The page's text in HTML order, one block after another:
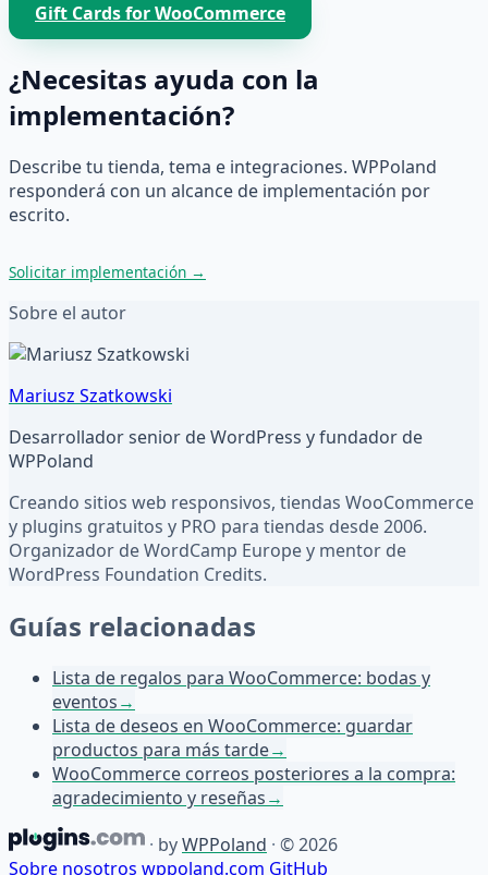
Gift Cards for WooCommerce
¿Necesitas ayuda con la
implementación?
Describe tu tienda, tema e integraciones. WPPoland
responderá con un alcance de implementación por
escrito.
Solicitar implementación →
Sobre el autor
Mariusz Szatkowski
Desarrollador senior de WordPress y fundador de
WPPoland
Creando sitios web responsivos, tiendas WooCommerce
y plugins gratuitos y PRO para tiendas desde 2006.
Organizador de WordCamp Europe y mentor de
WordPress Foundation Credits.
Guías relacionadas
Lista de regalos para WooCommerce: bodas y
eventos→
Lista de deseos en WooCommerce: guardar
productos para más tarde→
WooCommerce correos posteriores a la compra:
agradecimiento y reseñas→
· byWPPoland · © 2026
Sobre nosotros wppoland.com GitHub